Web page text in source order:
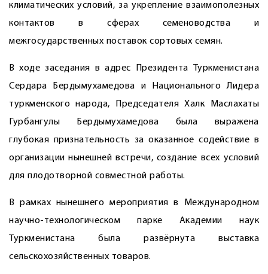
климатических условий, за укрепление взаимополезных
контактов в сферах семеноводства и
межгосударственных поставок сортовых семян.
В ходе заседания в адрес Президента Туркменистана
Сердара Бердымухамедова и Национального Лидера
туркменского народа, Председателя Халк Маслахаты
Гурбангулы Бердымухамедова была выражена
глубокая признательность за оказанное содействие в
организации нынешней встречи, создание всех условий
для плодотворной совместной работы.
В рамках нынешнего мероприятия в Международном
научно-технологическом парке Академии наук
Туркменистана была развёрнута выставка
сельскохозяйственных товаров.